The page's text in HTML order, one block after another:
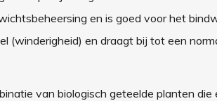
en is goed voor het
(winderigheid) en draagt bij tot een
van biologisch geteelde planten die